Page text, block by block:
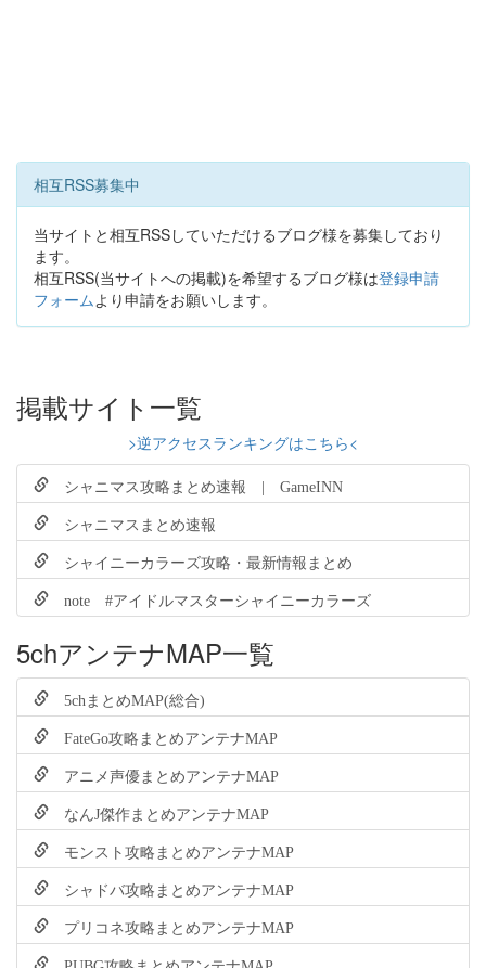
相互RSS募集中
当サイトと相互RSSしていただけるブログ様を募集しており
ます。
相互RSS(当サイトへの掲載)を希望するブログ様は登録申請
フォームより申請をお願いします。
掲載サイト一覧
>逆アクセスランキングはこちら<
シャニマス攻略まとめ速報 | GameINN
シャニマスまとめ速報
シャイニーカラーズ攻略・最新情報まとめ
note #アイドルマスターシャイニーカラーズ
5chアンテナMAP一覧
5chまとめMAP(総合)
FateGo攻略まとめアンテナMAP
アニメ声優まとめアンテナMAP
なんJ傑作まとめアンテナMAP
モンスト攻略まとめアンテナMAP
シャドバ攻略まとめアンテナMAP
プリコネ攻略まとめアンテナMAP
PUBG攻略まとめアンテナMAP